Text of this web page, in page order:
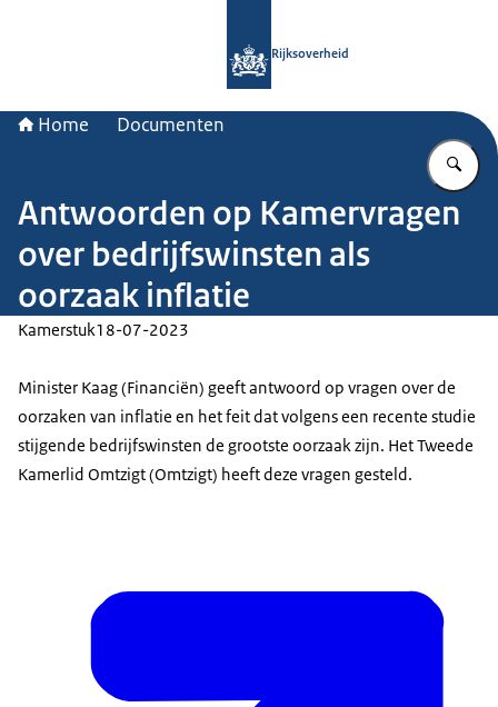
Rijksoverheid
Home Documenten
Antwoorden op Kamervragen
over bedrijfswinsten als
oorzaak inflatie
Kamerstuk18-07-2023
Minister Kaag (Financiën) geeft antwoord op vragen over de
oorzaken van inflatie en het feit dat volgens een recente studie
stijgende bedrijfswinsten de grootste oorzaak zijn. Het Tweede
Kamerlid Omtzigt (Omtzigt) heeft deze vragen gesteld.